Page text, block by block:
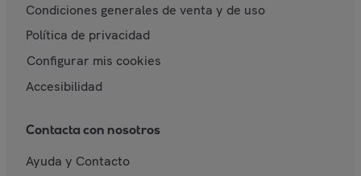
Condiciones generales de venta y de uso
Política de privacidad
Configurar mis cookies
Accesibilidad
Contacta con nosotros
Ayuda y Contacto